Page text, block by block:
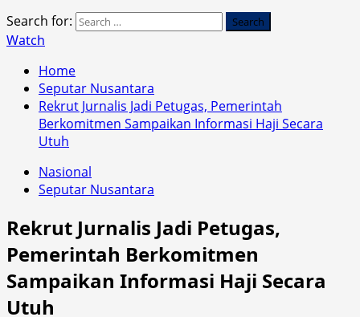
Search for:
Watch
Home
Seputar Nusantara
Rekrut Jurnalis Jadi Petugas, Pemerintah
Berkomitmen Sampaikan Informasi Haji Secara
Utuh
Nasional
Seputar Nusantara
Rekrut Jurnalis Jadi Petugas,
Pemerintah Berkomitmen
Sampaikan Informasi Haji Secara
Utuh